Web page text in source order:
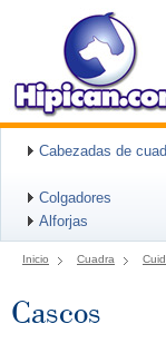
Cabezadas de
Colgadores
Alforjas
Inicio Cuadra
Cascos